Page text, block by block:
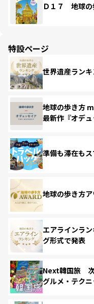
Ｄ１７ 地球
特設ページ
世界遺産ラン
地球の歩き方
最新作『オデュ
準備も滞在も
地球の歩き方
エアラインラ
グ形式で発表
Next韓国旅 次
グルメ・テクニ